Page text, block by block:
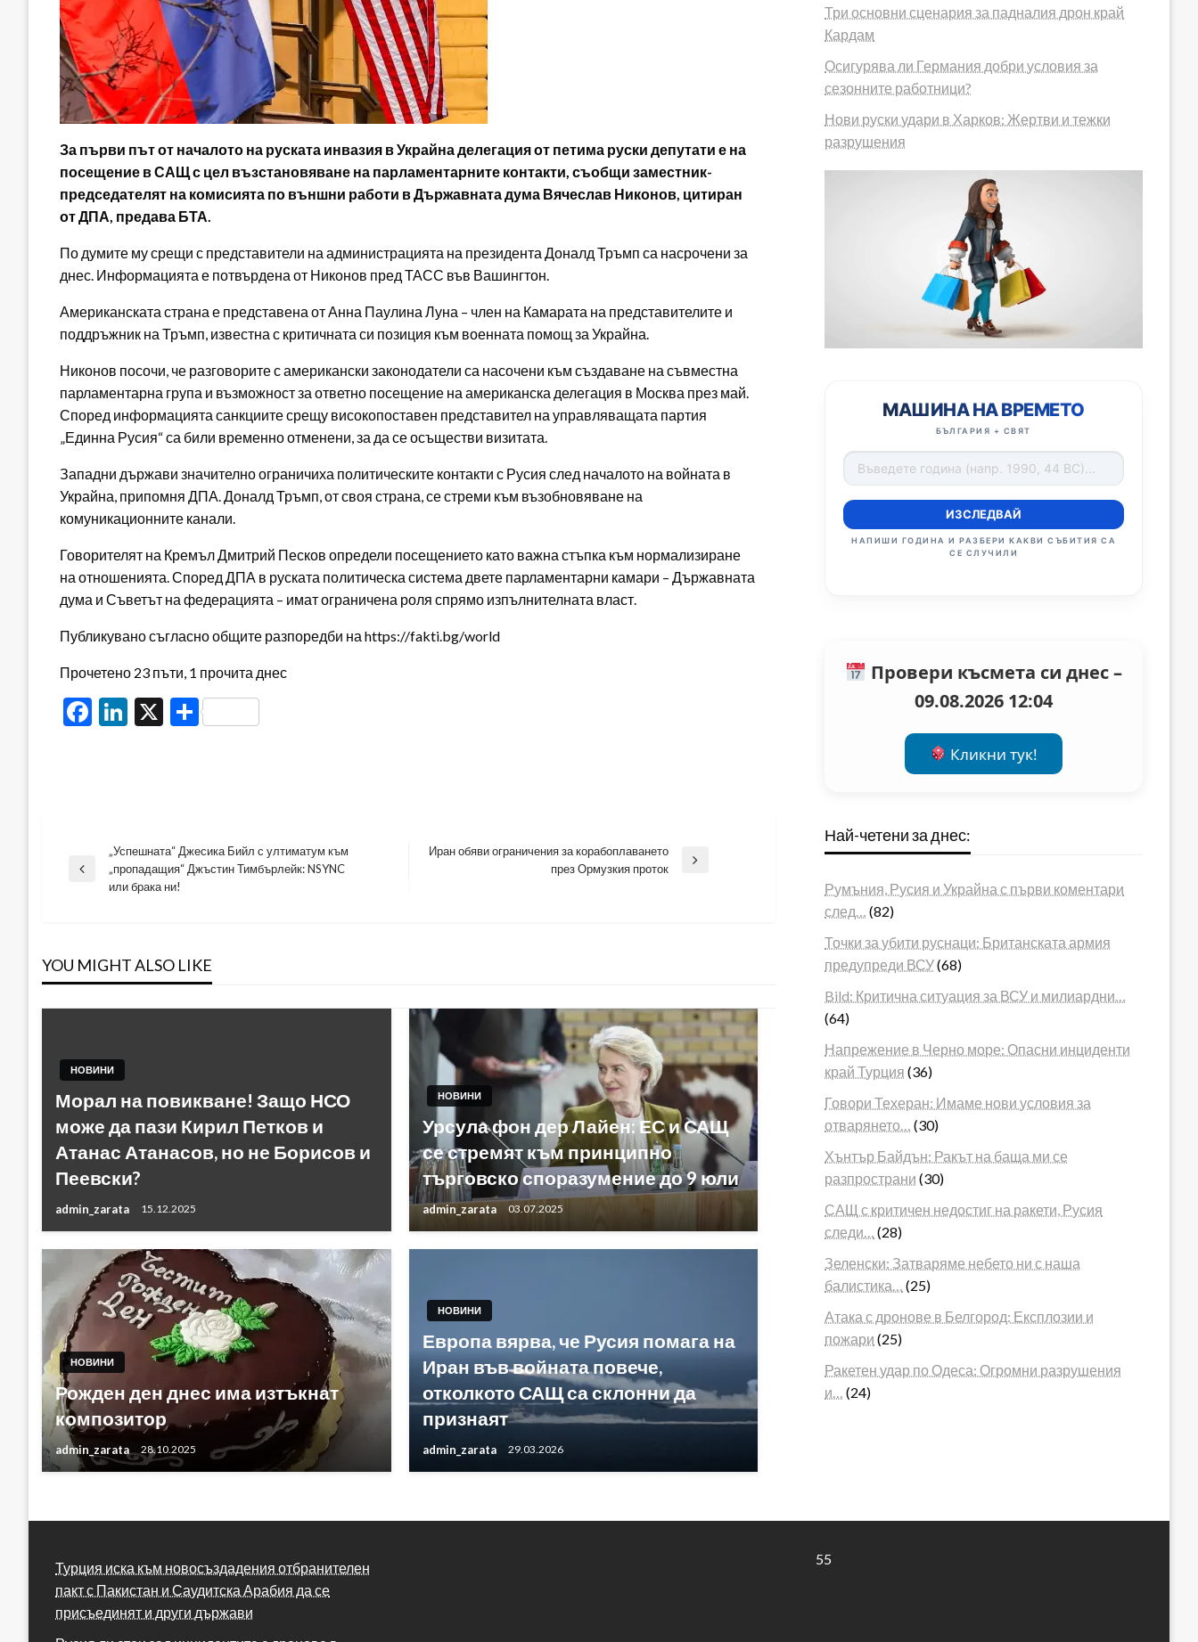
За първи път от началото на руската инвазия в Украйна делегация от петима руски депутати е на
посещение в САЩ с цел възстановяване на парламентарните контакти, съобщи заместник-
председателят на комисията по външни работи в Държавната дума Вячеслав Никонов, цитиран
от ДПА, предава БТА.
По думите му срещи с представители на администрацията на президента Доналд Тръмп са насрочени за
днес. Информацията е потвърдена от Никонов пред ТАСС във Вашингтон.
Американската страна е представена от Анна Паулина Луна – член на Камарата на представителите и
поддръжник на Тръмп, известна с критичната си позиция към военната помощ за Украйна.
Никонов посочи, че разговорите с американски законодатели са насочени към създаване на съвместна
парламентарна група и възможност за ответно посещение на американска делегация в Москва през май.
Според информацията санкциите срещу високопоставен представител на управляващата партия
„Единна Русия“ са били временно отменени, за да се осъществи визитата.
Западни държави значително ограничиха политическите контакти с Русия след началото на войната в
Украйна, припомня ДПА. Доналд Тръмп, от своя страна, се стреми към възобновяване на
комуникационните канали.
Говорителят на Кремъл Дмитрий Песков определи посещението като важна стъпка към нормализиране
на отношенията. Според ДПА в руската политическа система двете парламентарни камари – Държавната
дума и Съветът на федерацията – имат ограничена роля спрямо изпълнителната власт.
Публикувано съгласно общите разпоредби на https://fakti.bg/world
Прочетено 23 пъти, 1 прочита днес
Facebook
LinkedIn
X Share
Навигация
Previous
„Успешната“ Джесика Бийл с ултиматум към
„пропадащия“ Джъстин Тимбърлейк: NSYNC
или брака ни!
Иран обяви ограничения за корабоплаването
през Ормузкия проток
YOU MIGHT ALSO LIKE
НОВИНИ
Морал на повикване! Защо НСО
може да пази Кирил Петков и
Атанас Атанасов, но не Борисов и
Пеевски?
admin_zarata 15.12.2025
НОВИНИ
Урсула фон дер Лайен: ЕС и САЩ
се стремят към принципно
търговско споразумение до 9 юли
admin_zarata 03.07.2025
НОВИНИ
Рожден ден днес има изтъкнат
композитор
admin_zarata 28.10.2025
НОВИНИ
Европа вярва, че Русия помага на
Иран във войната повече,
отколкото САЩ са склонни да
признаят
admin_zarata 29.03.2026
Три основни сценария за падналия дрон край
Кардам
Осигурява ли Германия добри условия за
сезонните работници?
Нови руски удари в Харков: Жертви и тежки
разрушения
МАШИНА НА ВРЕМЕТО
БЪЛГАРИЯ + СВЯТ
ИЗСЛЕДВАЙ
НАПИШИ ГОДИНА И РАЗБЕРИ КАКВИ СЪБИТИЯ СА
СЕ СЛУЧИЛИ
Провери късмета си днес –
09.08.2026 12:04
Кликни тук!
Най-четени за днес:
Румъния, Русия и Украйна с първи коментари
след…
(82)
Точки за убити руснаци: Британската армия
предупреди ВСУ(68)
Bild: Критична ситуация за ВСУ и милиардни…
(64)
Напрежение в Черно море: Опасни инциденти
край Турция (36)
Говори Техеран: Имаме нови условия за
отварянето…
(30)
Хънтър Байдън: Ракът на баща ми се
разпространи (30)
САЩ с критичен недостиг на ракети, Русия
следи…
(28)
Зеленски: Затваряме небето ни с наша
балистика…
(25)
Атака с дронове в Белгород: Експлозии и
пожари (25)
Ракетен удар по Одеса: Огромни разрушения
и…
(24)
Турция иска към новосъздадения отбранителен
пакт с Пакистан и Саудитска Арабия да се
присъединят и други държави
55